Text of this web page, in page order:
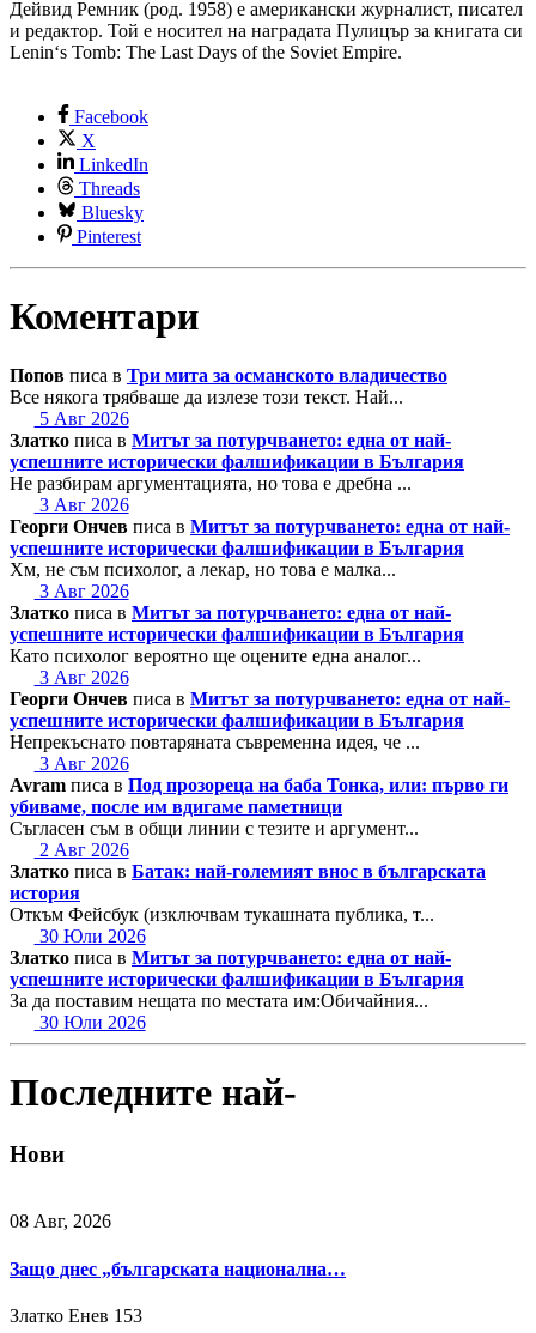
Дейвид Ремник (род. 1958) е американски журналист, писател
и редактор. Той е носител на наградата Пулицър за книгата си
Lenin‘s Tomb: The Last Days of the Soviet Empire.
Facebook
X
LinkedIn
Threads
Bluesky
Pinterest
Коментари
Попов писа в Три мита за османското владичество
Все някога трябваше да излезе този текст. Най...
5 Авг 2026
Златко писа в Митът за потурчването: една от най-
успешните исторически фалшификации в България
Не разбирам аргументацията, но това е дребна ...
3 Авг 2026
Георги Ончев писа в Митът за потурчването: една от най-
успешните исторически фалшификации в България
Хм, не съм психолог, а лекар, но това е малка...
3 Авг 2026
Златко писа в Митът за потурчването: една от най-
успешните исторически фалшификации в България
Като психолог вероятно ще оцените една аналог...
3 Авг 2026
Георги Ончев писа в Митът за потурчването: една от най-
успешните исторически фалшификации в България
Непрекъснато повтаряната съвременна идея, че ...
3 Авг 2026
Avram писа в Под прозореца на баба Тонка, или: първо ги
убиваме, после им вдигаме паметници
Съгласен съм в общи линии с тезите и аргумент...
2 Авг 2026
Златко писа в Батак: най-големият внос в българската
история
Откъм Фейсбук (изключвам тукашната публика, т...
30 Юли 2026
Златко писа в Митът за потурчването: една от най-
успешните исторически фалшификации в България
За да поставим нещата по местата им:Обичайния...
30 Юли 2026
Последните най-
Нови
08 Авг, 2026
Защо днес „българската национална…
Златко Енев 153